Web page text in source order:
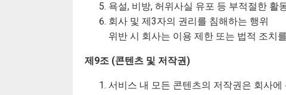
욕설, 비방, 허위사실 유포 등 부적절한 활
회사 및 제3자의 권리를 침해하는 행위
위반 시 회사는 이용 제한 또는 법적 조치
제9조 (콘텐츠 및 저작권)
서비스 내 모든 콘텐츠의 저작권은 회사에